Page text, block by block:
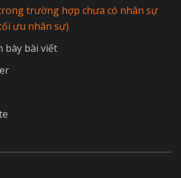
trường hợp chưa có nhân sự
ưu nhân sự)
bày bài viết